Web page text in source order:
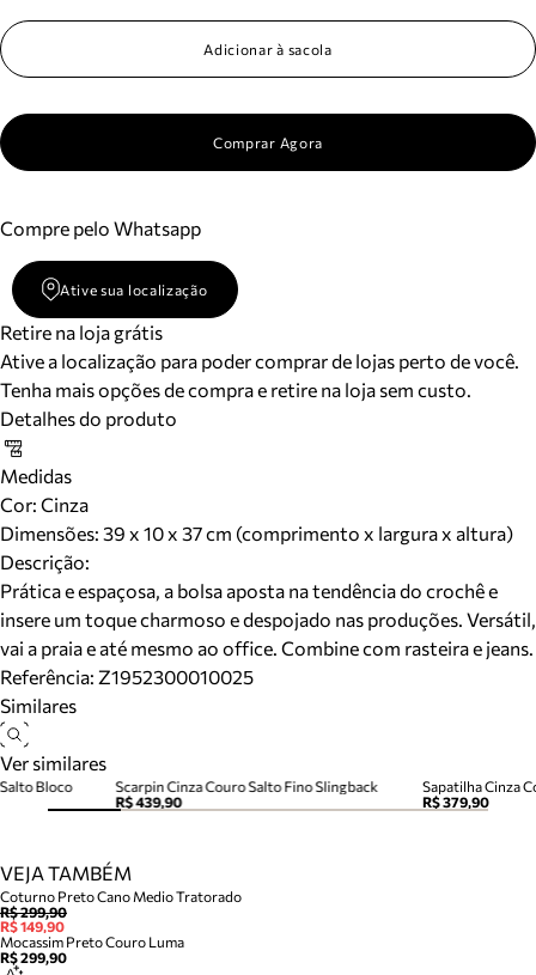
Adicionar à sacola
Comprar Agora
Compre pelo Whatsapp
Ative sua localização
Retire na loja grátis
Ative a localização para poder comprar de lojas perto de você.
Tenha mais opções de compra e retire na loja sem custo.
Detalhes do produto
Medidas
Cor: Cinza
Dimensões: 39 x 10 x 37 cm (comprimento x largura x altura)
Descrição:
Prática e espaçosa, a bolsa aposta na tendência do crochê e
insere um toque charmoso e despojado nas produções. Versátil,
vai a praia e até mesmo ao office. Combine com rasteira e jeans.
Referência: Z1952300010025
Similares
Ver similares
Scarpin Cinza Couro Salto Fino Slingback
R$ 439,90
Sapatilha Cinza
R$ 379,90
Bloco
VEJA TAMBÉM
Coturno Preto Cano Medio Tratorado
R$ 299,90
R$ 149,90
Mocassim Preto Couro Luma
R$ 299,90